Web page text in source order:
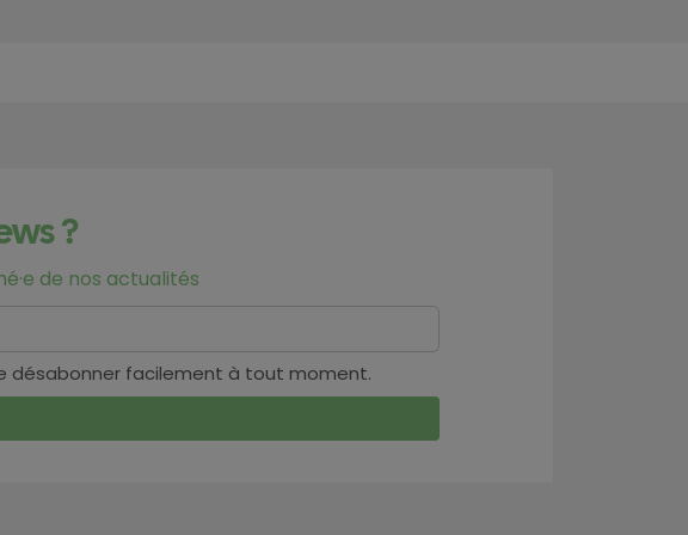
?
de nos actualités
désabonner facilement à tout moment.